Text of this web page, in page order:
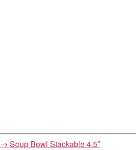
→ Soup Bowl Stackable 4.5″